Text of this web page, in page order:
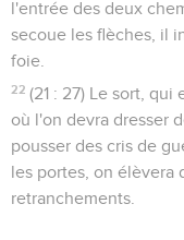
l'entrée des deux
secoue les flèches, il
foie.
22 (21 : 27) Le sort, qui
où l'on devra dresser
pousser des cris de
les portes, on élèvera
retranchements.